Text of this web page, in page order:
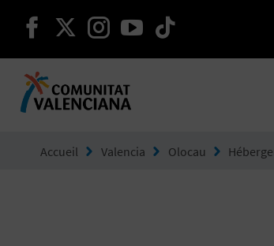
continuer sur facebook
continuer sur twitter
continuer sur
continuer sur
Accueil Valencia Olocau